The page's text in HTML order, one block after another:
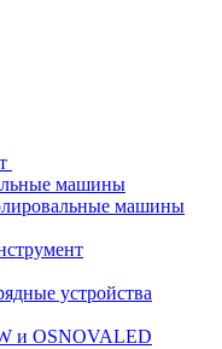
машины
машины
устройства
и OSNOVALED